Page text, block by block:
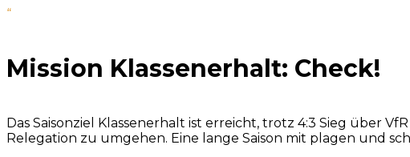
“
Mission Klassenerhalt: Check!
Das Saisonziel Klassenerhalt ist erreicht, trotz 4:3 Sieg über
Relegation zu umgehen. Eine lange Saison mit plagen und